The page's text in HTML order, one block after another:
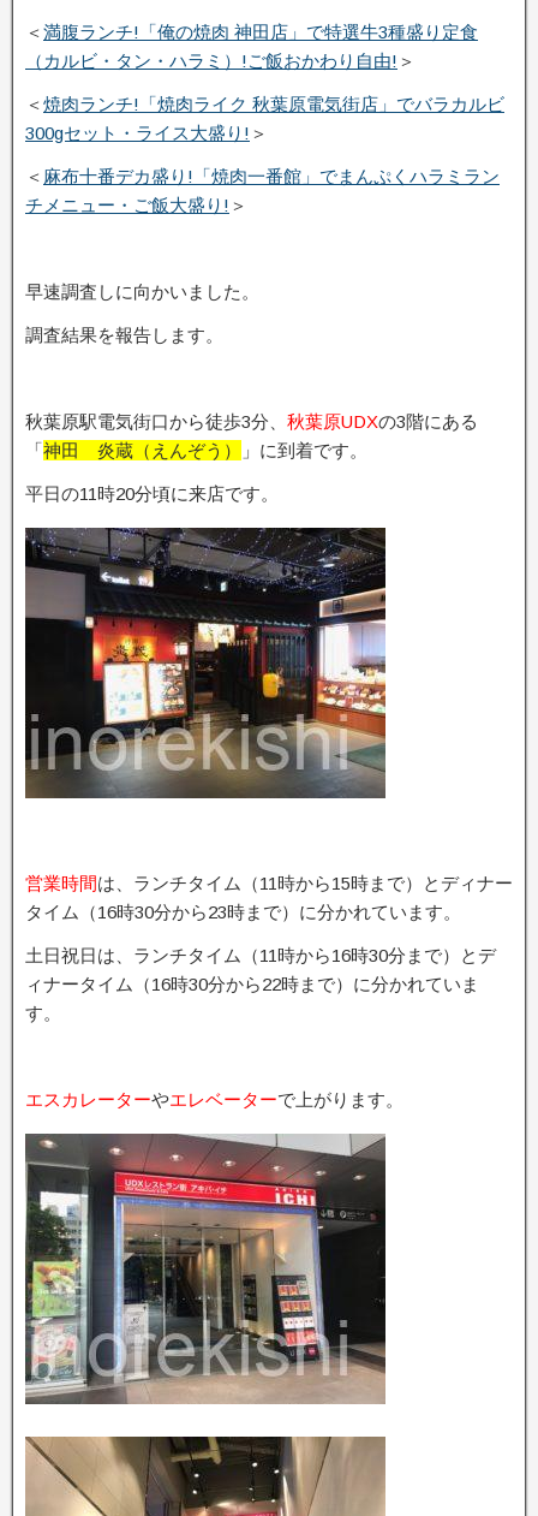
＜満腹ランチ!「俺の焼肉 神田店」で特選牛3種盛り定食
（カルビ・タン・ハラミ）!ご飯おかわり自由! ＞
＜焼肉ランチ!「焼肉ライク 秋葉原電気街店」でバラカルビ
300gセット・ライス大盛り! ＞
＜ 麻布十番デカ盛り!「焼肉一番館」でまんぷくハラミラン
チメニュー・ご飯大盛り! ＞
早速調査しに向かいました。
調査結果を報告します。
秋葉原駅電気街口から徒歩3分、 秋葉原UDXの3階にある
「神田 炎蔵（えんぞう） 」に到着です。
平日の11時20分頃に来店です。
営業時間は、ランチタイム（11時から15時まで）とディナー
タイム（16時30分から23時まで）に分かれています。
土日祝日は、ランチタイム（11時から16時30分まで）とデ
ィナータイム（16時30分から22時まで）に分かれていま
す。
エスカレーターやエレベーターで上がります。